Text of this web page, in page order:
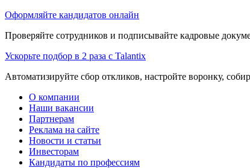
Оформляйте кандидатов онлайн
Проверяйте сотрудников и подписывайте кадровые
Ускорьте подбор в 2 раза с Talantix
Автоматизируйте сбор откликов, настройте воронку,
О компании
Наши вакансии
Партнерам
Реклама на сайте
Новости и статьи
Инвесторам
Кандидаты по профессиям